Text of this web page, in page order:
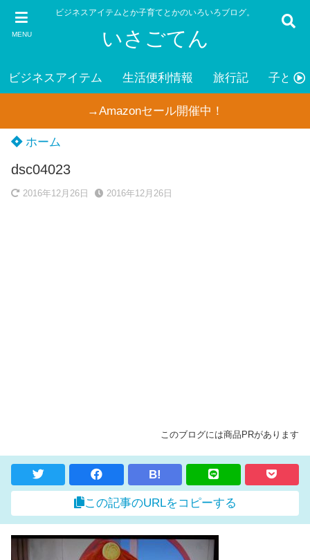
MENU
ビジネスアイテムとか子育てとかのいろいろブログ。
いさごてん
ビジネスアイテム 生活便利情報 旅行記 子ども
→Amazonセール開催中！
ホーム
dsc04023
2016年12月26日 2016年12月26日
このブログには商品PRがあります
B!
この記事のURLをコピーする